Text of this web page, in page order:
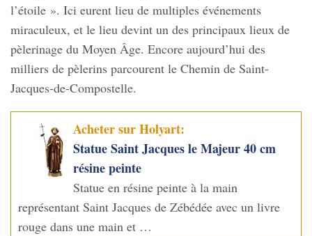
l’étoile ». Ici eurent lieu de multiples événements
miraculeux, et le lieu devint un des principaux lieux de
pèlerinage du Moyen Âge. Encore aujourd’hui des
milliers de pèlerins parcourent le Chemin de Saint-
Jacques-de-Compostelle.
Acheter sur Holyart:
Statue Saint Jacques le Majeur 40 cm
résine peinte
Statue en résine peinte à la main
représentant Saint Jacques de Zébédée avec un livre
rouge dans une main et …